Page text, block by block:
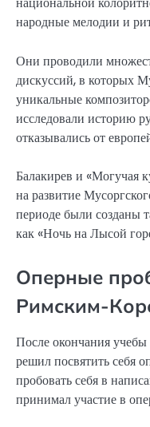
народные мелодии и
Они проводили
дискуссий, в которых
уникальные
исследовали историю
отказывались от
Балакирев и «Могучая
на развитие
периоде были созданы
как «Ночь на Лысой
Оперные
Римским-
После окончания
решил посвятить себя
пробовать себя в
принимал участие в